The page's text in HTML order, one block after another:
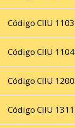
Código CIIU 1103
Código CIIU 1104
Código CIIU 1200
Código CIIU 1311